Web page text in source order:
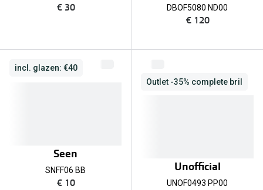
€ 30 DBOF5080 ND00
€ 120
incl. glazen: €40
Seen
SNFF06 BB
€ 10
Outlet -35% complete bril
Unofficial
UNOF0493 PP00